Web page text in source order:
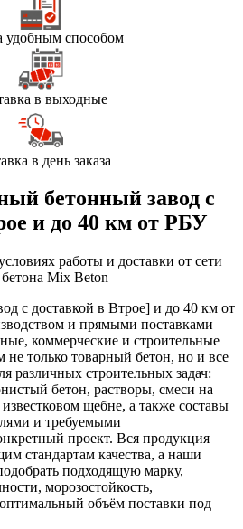
удобным способом
в выходные
в день заказа
бетонный завод с
и до 40 км от РБУ
работы и доставки от сети
Mix Beton
с доставкой в Втрое] и до 40 км от
и прямыми поставками
коммерческие и строительные
только товарный бетон, но и все
различных строительных задач:
бетон, растворы, смеси на
щебне, а также составы
и требуемыми
проект. Вся продукция
стандартам качества, а наши
подходящую марку,
морозостойкость,
объём поставки под